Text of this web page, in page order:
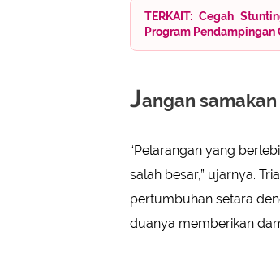
TERKAIT: Cegah
Program Pendampingan
Jangan
“Pelarangan yang
salah besar,” ujarnya.
pertumbuhan setara
duanya memberikan